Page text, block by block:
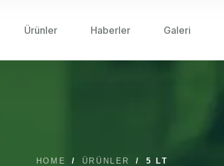
Ürünler Haberler Galeri
HOME / ÜRÜNLER / 5 LT